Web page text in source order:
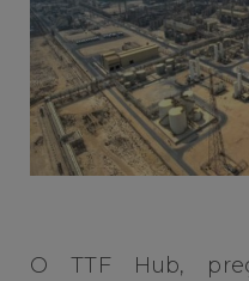
O TTF Hub,